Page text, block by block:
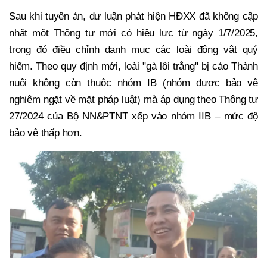
Sau khi tuyên án, dư luận phát hiện HĐXX đã không cập
nhật một Thông tư mới có hiệu lực từ ngày 1/7/2025,
trong đó điều chỉnh danh mục các loài động vật quý
hiếm. Theo quy định mới, loài "gà lôi trắng" bị cáo Thành
nuôi không còn thuộc nhóm IB (nhóm được bảo vệ
nghiêm ngặt về mặt pháp luật) mà áp dụng theo Thông tư
27/2024 của Bộ NN&PTNT xếp vào nhóm IIB – mức độ
bảo vệ thấp hơn.